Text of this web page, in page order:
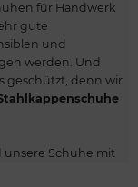
für Handwerk
gute
und
werden. Und
geschützt, denn wir
unsere Schuhe mit